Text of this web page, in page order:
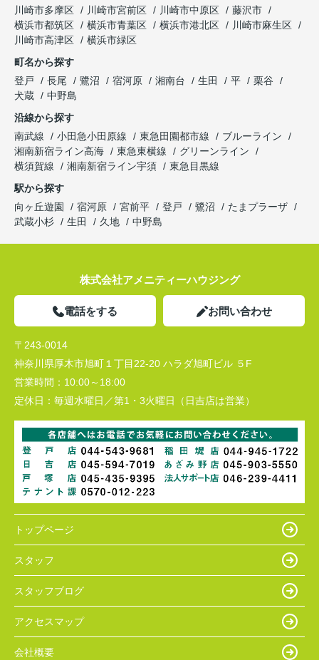
川崎市多摩区
川崎市宮前区 川崎市中原区
藤沢市
横浜市都筑区
横浜市青葉区 横浜市港北区
川崎市麻生区
川崎市高津区
横浜市緑区
町名から探す
登戸
長尾 鷺沼 宿河原 湘南台 生田 平
栗谷
犬蔵
中野島
沿線から探す
南武線
小田急小田原線 東急田園都市線
ブルーライン
湘南新宿ライン高海
東急東横線
グリーンライン
横須賀線
湘南新宿ライン宇須
東急目黒線
駅から探す
向ヶ丘遊園
宿河原 宮前平 登戸 鷺沼
たまプラーザ
武蔵小杉
生田 久地 中野島
株式会社アメニティーハウジング
電話をする お問い合わせ
〒243-0014
神奈川県厚木市旭町１丁目22-20 ハラダ旭町ビル ５F
営業時間： 10:00～18:00
定休日： 毎週水曜日／第1・3火曜日（日吉店は営業）
トップページ
スタッフ
スタッフブログ
アクセスマップ
会社概要